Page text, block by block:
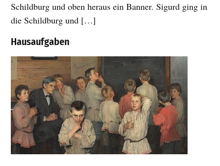
Schildburg und oben heraus ein Banner. Sigurd ging in
die Schildburg und […]
Hausaufgaben